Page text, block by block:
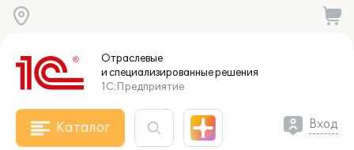
Отраслевые
и специализированныерешения
1С:Предприятие
Каталог Вход